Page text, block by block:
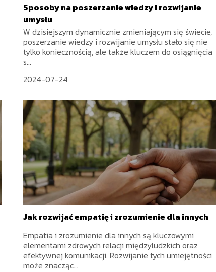
Sposoby na poszerzanie wiedzy i rozwijanie
umysłu
W dzisiejszym dynamicznie zmieniającym się świecie,
poszerzanie wiedzy i rozwijanie umysłu stało się nie
tylko koniecznością, ale także kluczem do osiągnięcia
s...
2024-07-24
Jak rozwijać empatię i zrozumienie dla innych
Empatia i zrozumienie dla innych są kluczowymi
elementami zdrowych relacji międzyludzkich oraz
efektywnej komunikacji. Rozwijanie tych umiejętności
może znacząc...